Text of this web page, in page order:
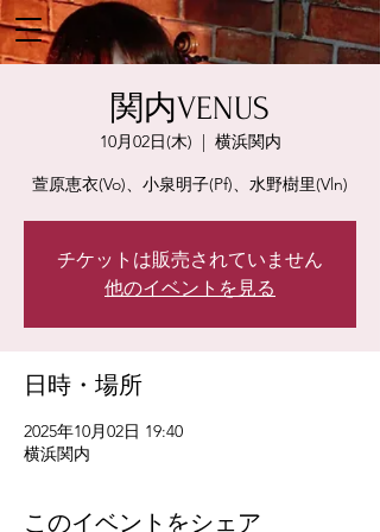
関内VENUS
10月02日(木)
  |
横浜関内
萱原恵衣(Vo)、小泉明子(Pf)、水野樹里(Vln)
チケットは販売されていません
他のイベントを見る
日時・場所
2025年10月02日 19:40
横浜関内
このイベントをシェア